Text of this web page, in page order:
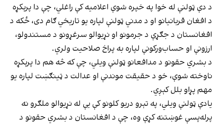
د دې ټولنې له خوا په خپره شوې اعلامیه کې راغلي، چې دا پرېکړه
د افغان قربانیانو او د مدني ټولنې لپاره یو تاریخي ګام دی، ځکه د
افغانستان د جګړې د جرمونو او نړیوالو سرغړونو د مستندولو،
ارزونې او حساب‌ورکونې لپاره به پراخ صلاحیت ولري.
د بشري حقونو د مدافعانو ټولنې ویلي، چې که څه هم دا پرېکړه
ناوخته شوې، خو د حقیقت‌ موندنې او عدالت د ټینګښت لپاره یو
مهم پړاو بلل کېږي.
یادې ټولنې ویلي، په تېرو دریو کلونو کې یې له نړیوالو ملګرو نه
پرله‌پسې غوښتنه کړې وه، چې د افغانستان د بشري حقونو د